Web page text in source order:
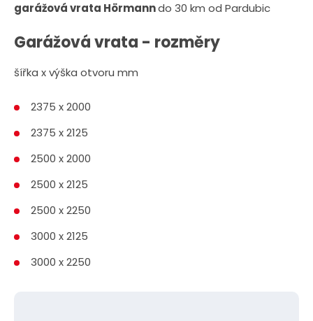
garážová vrata Hörmanndo 30 km od Pardubic
Garážová vrata - rozměry
šířka x výška otvoru mm
2375 x 2000
2375 x 2125
2500 x 2000
2500 x 2125
2500 x 2250
3000 x 2125
3000 x 2250